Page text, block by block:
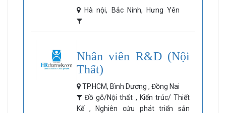
Hà nội, Bắc Ninh, Hưng Yên
Nhân viên R&D (Nội
Thất)
TP.HCM, Bình Dương , Đồng Nai
Đồ gỗ/Nội thất , Kiến trúc/ Thiết
Kế , Nghiên cứu phát triển sản